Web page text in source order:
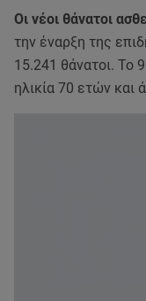
Οι νέοι θάνατοι
την έναρξη της
15.241 θάνατοι. Το
ηλικία 70 ετών και